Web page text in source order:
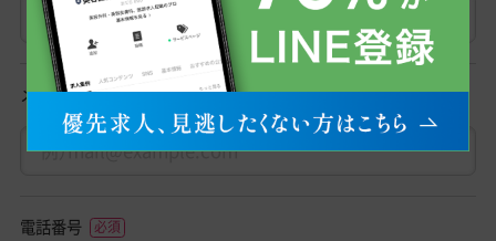
メールアドレス
電話番号